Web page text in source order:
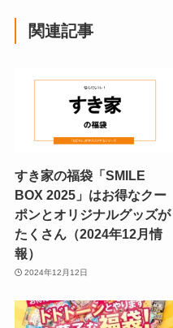
関連記事
すき家の福袋「SMILE
BOX 2025」はお得なクー
ポンとオリジナルグッズが
たくさん（2024年12月情
報）
2024年12月12日